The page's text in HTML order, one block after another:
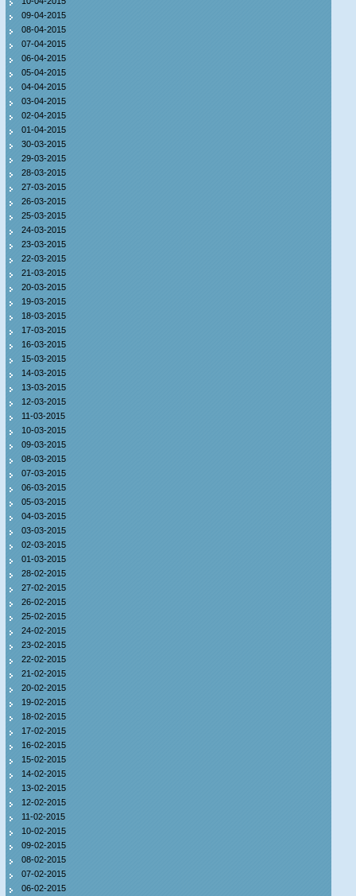
09-04-2015
08-04-2015
07-04-2015
06-04-2015
05-04-2015
04-04-2015
03-04-2015
02-04-2015
01-04-2015
30-03-2015
29-03-2015
28-03-2015
27-03-2015
26-03-2015
25-03-2015
24-03-2015
23-03-2015
22-03-2015
21-03-2015
20-03-2015
19-03-2015
18-03-2015
17-03-2015
16-03-2015
15-03-2015
14-03-2015
13-03-2015
12-03-2015
11-03-2015
10-03-2015
09-03-2015
08-03-2015
07-03-2015
06-03-2015
05-03-2015
04-03-2015
03-03-2015
02-03-2015
01-03-2015
28-02-2015
27-02-2015
26-02-2015
25-02-2015
24-02-2015
23-02-2015
22-02-2015
21-02-2015
20-02-2015
19-02-2015
18-02-2015
17-02-2015
16-02-2015
15-02-2015
14-02-2015
13-02-2015
12-02-2015
11-02-2015
10-02-2015
09-02-2015
08-02-2015
07-02-2015
06-02-2015